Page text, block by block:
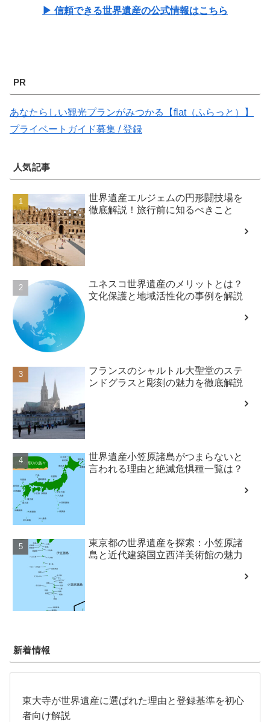
▶ 信頼できる世界遺産の公式情報はこちら
PR
あなたらしい観光プランがみつかる【flat（ふらっと）】
プライベートガイド募集 / 登録
人気記事
世界遺産エルジェムの円形闘技場を
徹底解説！旅行前に知るべきこと
ユネスコ世界遺産のメリットとは？
文化保護と地域活性化の事例を解説
フランスのシャルトル大聖堂のステ
ンドグラスと彫刻の魅力を徹底解説
世界遺産小笠原諸島がつまらないと
言われる理由と絶滅危惧種一覧は？
東京都の世界遺産を探索：小笠原諸
島と近代建築国立西洋美術館の魅力
新着情報
東大寺が世界遺産に選ばれた理由と登録基準を初心
者向け解説